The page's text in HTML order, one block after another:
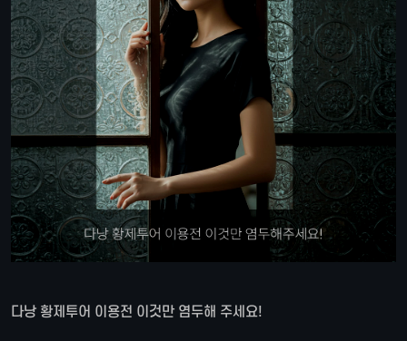
다낭 황제투어 이용전 이것만 염두해 주세요!